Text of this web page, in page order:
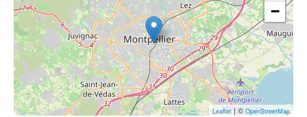
−
Leaflet| ©OpenStreetMap